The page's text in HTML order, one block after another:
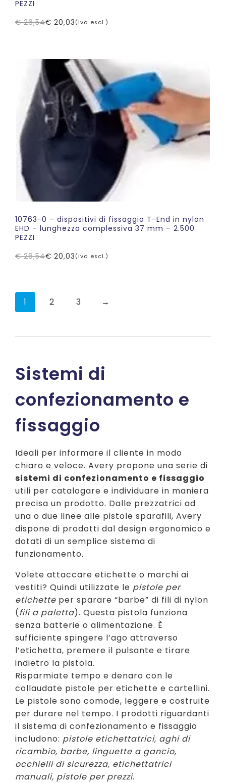
PEZZI
€26,54
Il
€ 26,54.
€ 20,03
Il
€ 20,03.
(iva escl.)
10763-0 – dispositivi di fissaggio T-End in nylon
EHD – lunghezza complessiva 37 mm – 2.500
PEZZI
€26,54
Il
era:
€ 26,54.
€ 20,03
Il
è:
€ 20,03.
(iva escl.)
1 2 3 →
Sistemi di
confezionamento e
fissaggio
Ideali per informare il cliente in modo
chiaro e veloce. Avery propone una serie di
sistemi di confezionamento e fissaggio
utili per catalogare e individuare in maniera
precisa un prodotto. Dalle prezzatrici ad
una o due linee alle pistole sparafili, Avery
dispone di prodotti dal design ergonomico e
dotati di un semplice sistema di
funzionamento.
Volete attaccare etichette o marchi ai
vestiti? Quindi utilizzate le pistole per
etichette per sparare “barbe” di fili di nylon
(fili a paletta). Questa pistola funziona
senza batterie o alimentazione. È
sufficiente spingere l’ago attraverso
l’etichetta, premere il pulsante e tirare
indietro la pistola.
Risparmiate tempo e denaro con le
collaudate pistole per etichette e cartellini.
Le pistole sono comode, leggere e costruite
per durare nel tempo. I prodotti riguardanti
il sistema di confezionamento e fissaggio
includono: pistole etichettatrici, aghi di
ricambio, barbe, linguette a gancio,
occhielli di sicurezza, etichettatrici
manuali, pistole per prezzi.